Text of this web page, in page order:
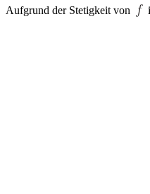
Aufgrund der Stetigkeit von